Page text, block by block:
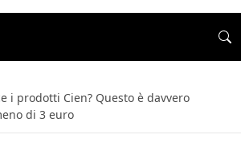
i prodotti Cien? Questo è davvero
di 3 euro